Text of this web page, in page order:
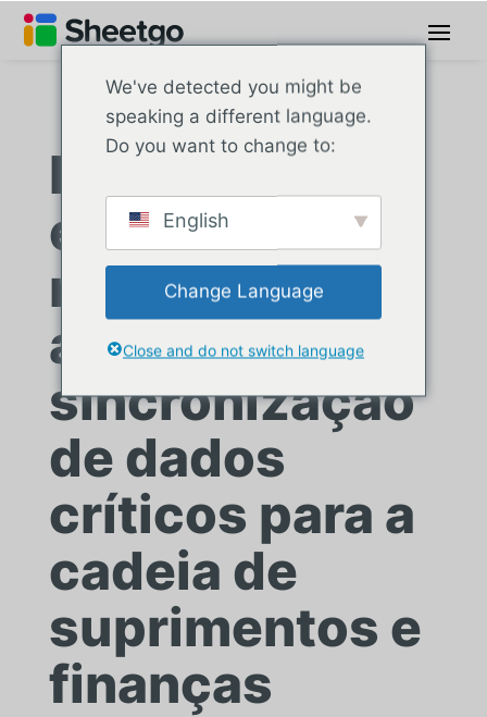
Líder global
em energia
renovável
automatiza a
sincronização
de dados
críticos para a
cadeia de
suprimentos e
finanças
We've detected you might be
speaking a different language.
Do you want to change to:
English
Change Language
Close and do not switch language